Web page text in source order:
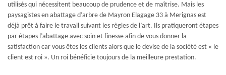
utilisés qui nécessitent beaucoup de prudence et de maîtrise. Mais les
paysagistes en abattage d’arbre de Mayron Elagage 33 à Merignas est
déjà prêt à faire le travail suivant les règles de l’art. Ils pratiqueront étapes
par étapes l’abattage avec soin et finesse afin de vous donner la
satisfaction car vous êtes les clients alors que le devise de la société est « le
client est roi ». Un roi bénéficie toujours de la meilleure prestation.